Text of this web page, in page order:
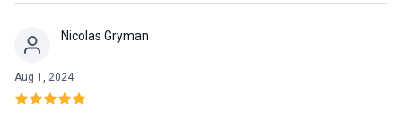
беспроблемный опыт: анализы были назначены в
рекомендую всем.
Nicolas Gryman
Aug 1, 2024